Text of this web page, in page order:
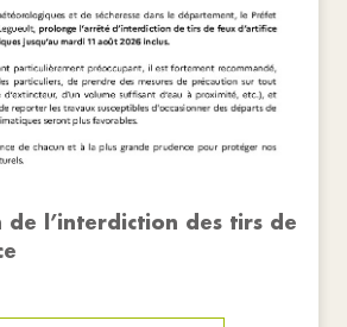
l’interdiction des tirs de